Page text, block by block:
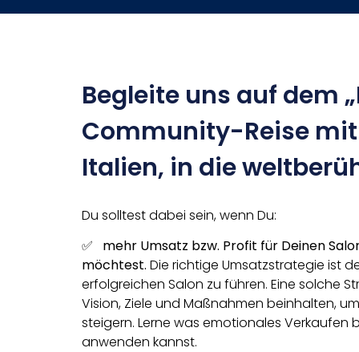
Begleite uns auf dem
Community-Reise
Italien, in die
Du solltest dabei sein, wenn Du:
✅ mehr Umsatz bzw. Profit für Deinen
möchtest. Die richtige Umsatzstrategie ist
erfolgreichen Salon zu führen. Eine solche
Vision, Ziele und Maßnahmen beinhalten,
steigern. Lerne was emotionales Verkaufen
anwenden kannst.